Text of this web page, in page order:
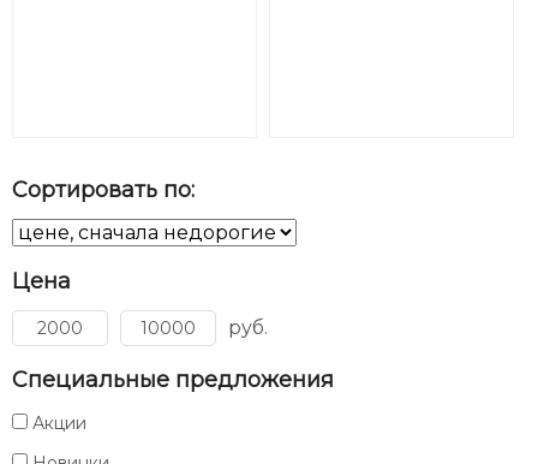
Сортировать по:
Цена
руб.
Специальные предложения
Акции